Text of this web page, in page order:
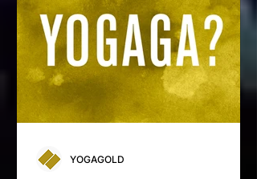
YOGAGOLD